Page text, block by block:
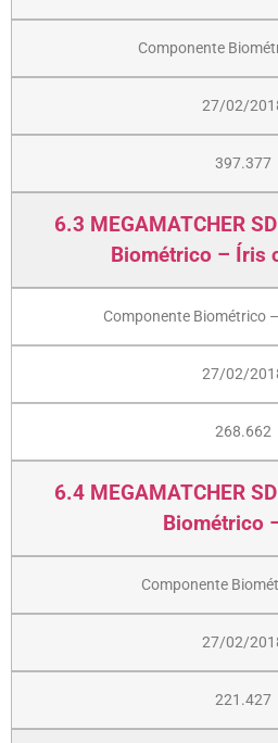
Componente
27/02/
397.377
6.3 MEGAMATCHER
Biométrico – Íris
Componente Biométrico
27/02/
268.662
6.4 MEGAMATCHER
Biométrico
Componente
27/02/
221.427